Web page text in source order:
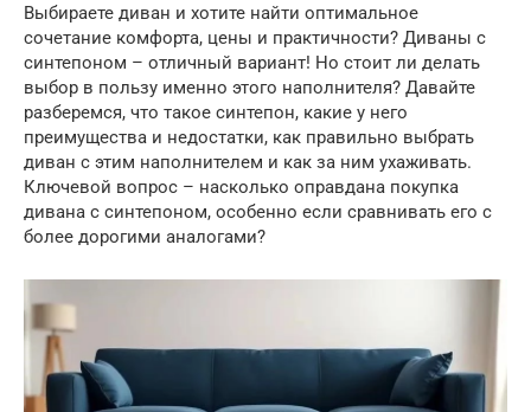
Выбираете диван и хотите найти оптимальное
сочетание комфорта, цены и практичности? Диваны с
синтепоном – отличный вариант! Но стоит ли делать
выбор в пользу именно этого наполнителя? Давайте
разберемся, что такое синтепон, какие у него
преимущества и недостатки, как правильно выбрать
диван с этим наполнителем и как за ним ухаживать.
Ключевой вопрос – насколько оправдана покупка
дивана с синтепоном, особенно если сравнивать его с
более дорогими аналогами?